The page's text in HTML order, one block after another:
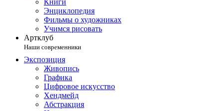
Книги
Энциклопедия
Фильмы о художниках
Учимся рисовать
Артклуб
Наши современники
Экспозиция
Живопись
Графика
Цифровое искусство
Хендмейд
Абстракция